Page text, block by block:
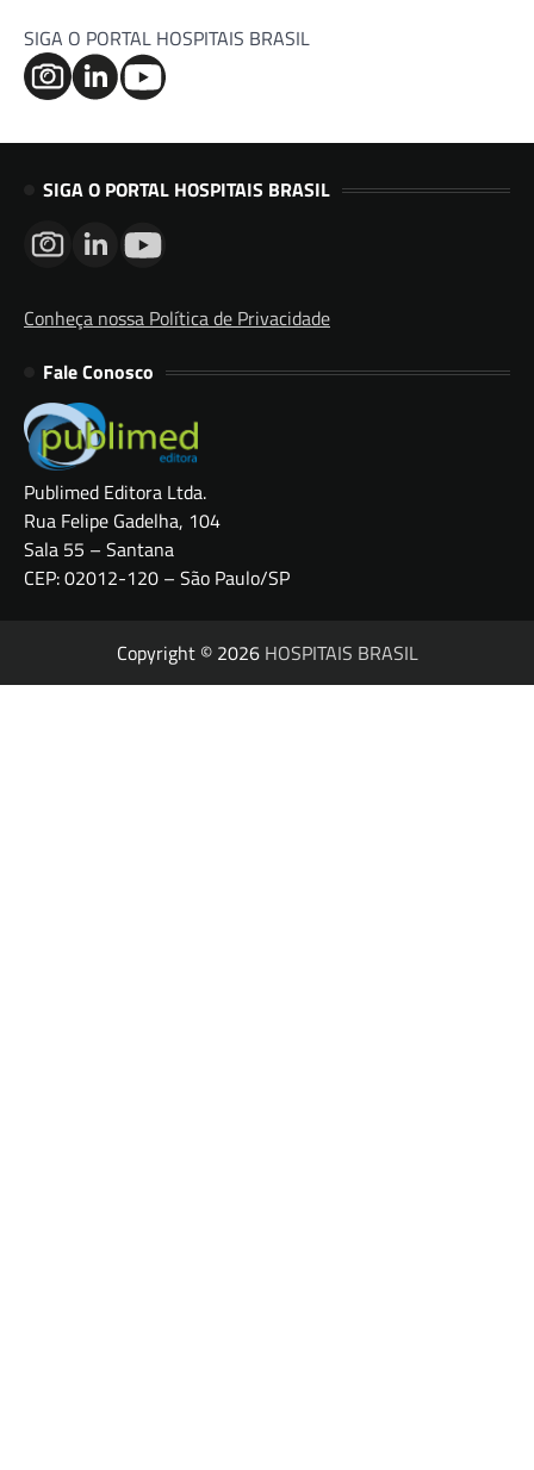
SIGA O PORTAL HOSPITAIS BRASIL
SIGA O PORTAL HOSPITAIS BRASIL
Conheça nossa Política de Privacidade
Fale Conosco
Publimed Editora Ltda.
Rua Felipe Gadelha, 104
Sala 55 – Santana
CEP: 02012-120 – São Paulo/SP
Copyright © 2026 HOSPITAIS BRASIL